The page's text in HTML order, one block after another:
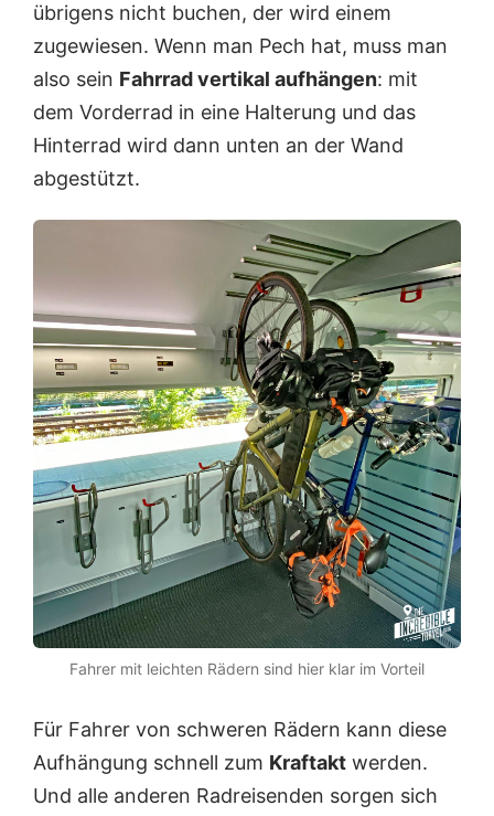
übrigens nicht buchen, der wird einem
zugewiesen. Wenn man Pech hat, muss man
also sein Fahrrad vertikal aufhängen: mit
dem Vorderrad in eine Halterung und das
Hinterrad wird dann unten an der Wand
abgestützt.
Fahrer mit leichten Rädern sind hier klar im Vorteil
Für Fahrer von schweren Rädern kann diese
Aufhängung schnell zum Kraftakt werden.
Und alle anderen Radreisenden sorgen sich